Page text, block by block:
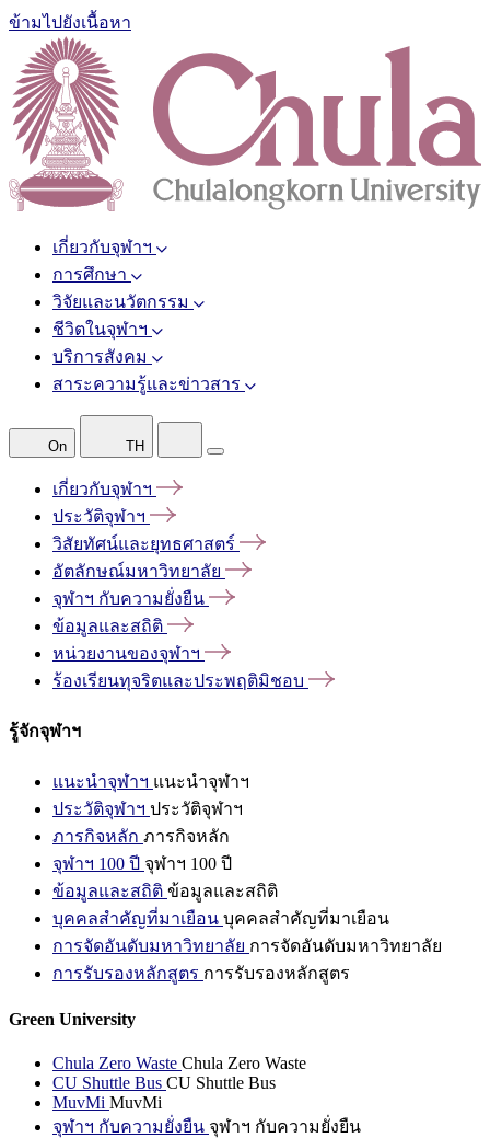
ข้ามไปยังเนื้อหา
เกี่ยวกับจุฬาฯ
การศึกษา
วิจัยและนวัตกรรม
ชีวิตในจุฬาฯ
บริการสังคม
สาระความรู้และข่าวสาร
On TH
เกี่ยวกับจุฬาฯ
ประวัติจุฬาฯ
วิสัยทัศน์และยุทธศาสตร์
อัตลักษณ์มหาวิทยาลัย
จุฬาฯ กับความยั่งยืน
ข้อมูลและสถิติ
หน่วยงานของจุฬาฯ
ร้องเรียนทุจริตและประพฤติมิชอบ
รู้จักจุฬาฯ
แนะนำจุฬาฯ แนะนำจุฬาฯ
ประวัติจุฬาฯ ประวัติจุฬาฯ
ภารกิจหลัก ภารกิจหลัก
จุฬาฯ 100 ปี จุฬาฯ 100 ปี
ข้อมูลและสถิติ ข้อมูลและสถิติ
บุคคลสำคัญที่มาเยือน บุคคลสำคัญที่มาเยือน
การจัดอันดับมหาวิทยาลัย การจัดอันดับมหาวิทยาลัย
การรับรองหลักสูตร การรับรองหลักสูตร
Green University
Chula Zero Waste Chula Zero Waste
CU Shuttle Bus CU Shuttle Bus
MuvMi MuvMi
จุฬาฯ กับความยั่งยืน จุฬาฯ กับความยั่งยืน